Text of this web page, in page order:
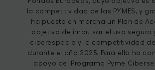
la competitividad de las PYMES, y
ha puesto en marcha un Plan de
objetivo de impulsar el uso seguro
ciberespacio y la competitividad
durante el año 2025. Para ello ha
apoyo del Programa Pyme